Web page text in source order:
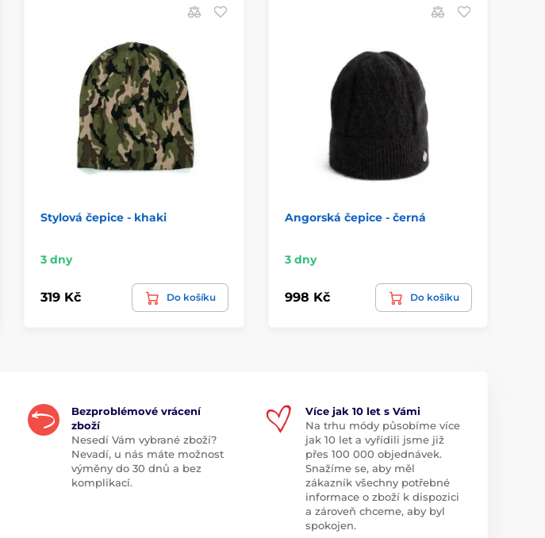
Stylová čepice - khaki
3 dny
319 Kč Do košíku
Angorská čepice - černá
3 dny
998 Kč Do košíku
Bezproblémové vrácení
zboží
Nesedí Vám vybrané zboží?
Nevadí, u nás máte možnost
výměny do 30 dnů a bez
komplikací.
Více jak 10 let s Vámi
Na trhu módy působíme více
jak 10 let a vyřídili jsme již
přes 100 000 objednávek.
Snažíme se, aby měl
zákazník všechny potřebné
informace o zboží k dispozici
a zároveň chceme, aby byl
spokojen.